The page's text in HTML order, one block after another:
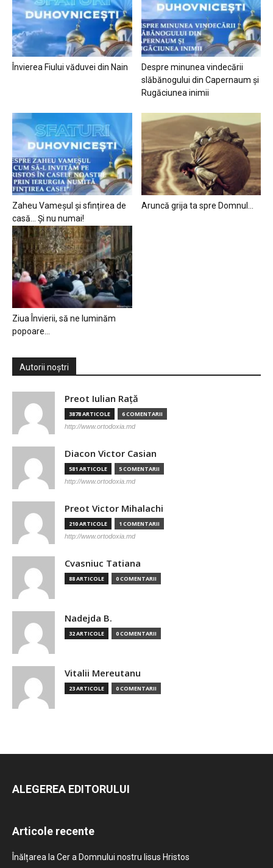
Învierea Fiului văduvei din Nain
Despre minunea vindecării
slăbănogului din Capernaum și
Rugăciunea inimii
Zaheu Vameșul și sfințirea de
casă… Și nu numai!
Aruncă grija ta spre Domnul…
Ziua Învierii, să ne luminăm
popoare…
Autorii noștri
Preot Iulian Raţă
3878 ARTICOLE 6 COMENTARII
http://www.ortodoxia.md
Diacon Victor Casian
581 ARTICOLE 5 COMENTARII
http://www.ortodoxia.md
Preot Victor Mihalachi
210 ARTICOLE 1 COMENTARII
http://www.ortodoxia.md
Cvasniuc Tatiana
88 ARTICOLE 0 COMENTARII
Nadejda B.
32 ARTICOLE 0 COMENTARII
Vitalii Mereutanu
23 ARTICOLE 0 COMENTARII
ALEGEREA EDITORULUI
Articole recente
Înălțarea la Cer a Domnului nostru Iisus Hristos